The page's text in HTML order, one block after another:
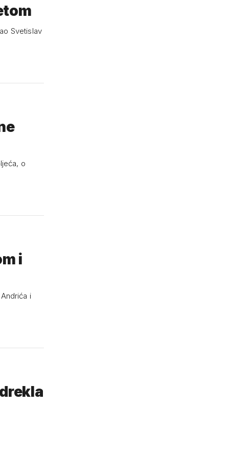
Svetislav
o
i
i